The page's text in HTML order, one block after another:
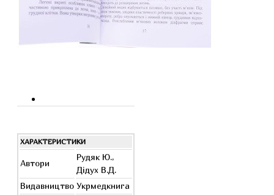
ХАРАКТЕРИСТИКИ
Автори
Рудяк Ю.,
Дідух В.Д.
Видавництво Укрмедкнига